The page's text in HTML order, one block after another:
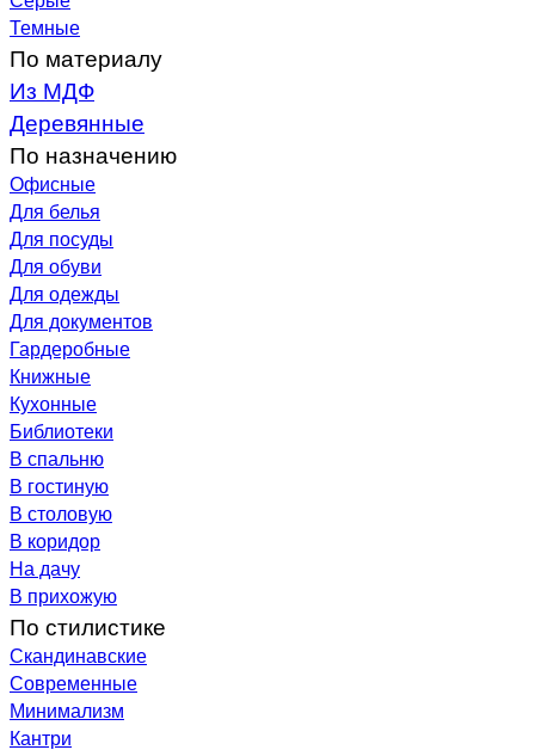
Темные
По материалу
Из МДФ
Деревянные
По назначению
Офисные
Для белья
Для посуды
Для обуви
Для одежды
Для документов
Гардеробные
Книжные
Кухонные
Библиотеки
В спальню
В гостиную
В столовую
В коридор
На дачу
В прихожую
По стилистике
Скандинавские
Современные
Минимализм
Кантри